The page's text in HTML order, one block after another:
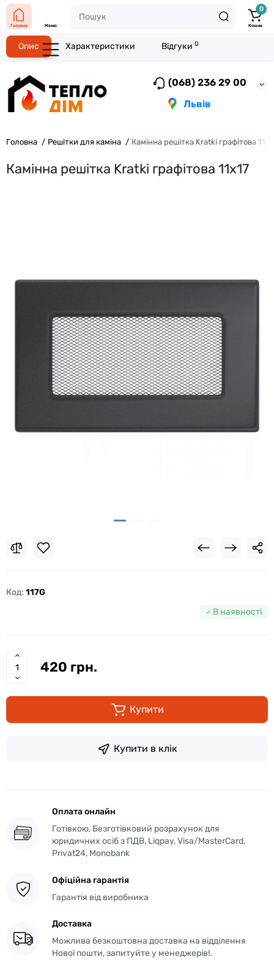
(068) 236 29 00
Львів
Головна Меню
0
Кошик
Головна Решітки для каміна Камінна решітка Kratki графітова
Камінна решітка Kratki графітова 11x17
Код: 117G
В наявності
420 грн.
Купити
Купити в клік
Оплата онлайн
Готівкою, Безготівковий розрахунок для
юридичних осіб з ПДВ, Liqpay, Visa/MasterCard,
Privat24, Monobank
Офіційна гарантія
Гарантія від виробника
Доставка
Можлива безкоштовна доставка на відділення
Нової пошти, запитуйте у менеджерів!.
Опис Характеристики Відгуки 0